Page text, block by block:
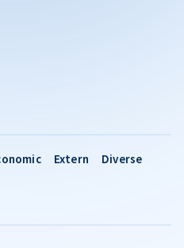
Extern Diverse